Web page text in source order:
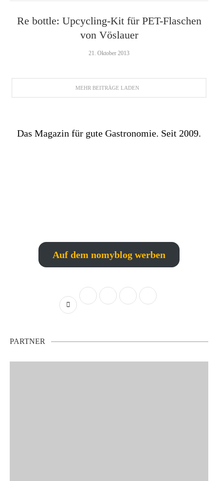
Re bottle: Upcycling-Kit für PET-Flaschen
von Vöslauer
21. Oktober 2013
MEHR BEITRÄGE LADEN
Das Magazin für gute Gastronomie. Seit 2009.
Auf dem nomyblog werben
PARTNER